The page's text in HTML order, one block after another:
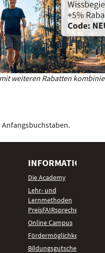
mit weiteren Rabatten
Anfangsbuchstaben.
INFORMATIONEN
Die Academy
Lehr- und
Lernmethoden
PreisFAIRsprechen
Online Campus
Fördermöglichkeiten
Bildungsgutschein